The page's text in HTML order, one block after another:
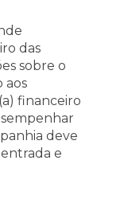
das
sobre o
aos
financeiro
deve
e